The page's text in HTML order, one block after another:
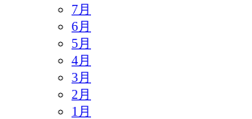
7月
6月
5月
4月
3月
2月
1月